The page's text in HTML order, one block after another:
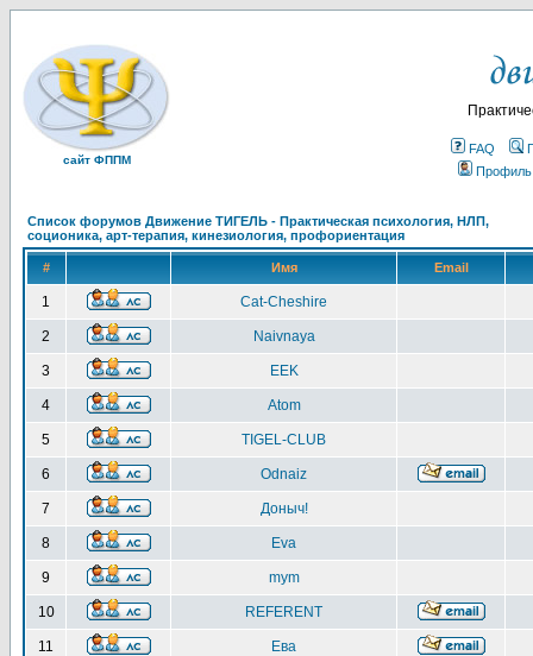
сайт ФППМ
FAQ
Профиль
Список форумов Движение ТИГЕЛЬ - Практическая психология, НЛП,
соционика, арт-терапия, кинезиология, профориентация
# Имя Email
1 Cat-Cheshire
2 Naivnaya
3 EEK
4 Atom
5 TIGEL-CLUB
6 Odnaiz
7 Доныч!
8 Eva
9 mym
10 REFERENT
11 Ева